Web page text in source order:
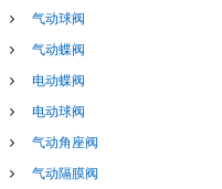
f
o
r
气动球阀
气动蝶阀
电动蝶阀
电动球阀
气动角座阀
气动隔膜阀